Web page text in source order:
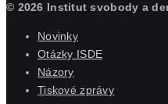
© 2026 Institut svobody a
Novinky
Otázky ISDE
Názory
Tiskové zprávy